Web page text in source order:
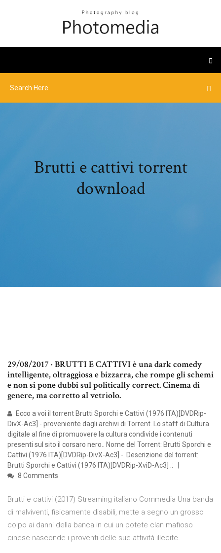
Brutti e cattivi torrent
download
29/08/2017 · BRUTTI E CATTIVI è una dark comedy
intelligente, oltraggiosa e bizzarra, che rompe gli schemi
e non si pone dubbi sul politically correct. Cinema di
genere, ma corretto al vetriolo.
Ecco a voi il torrent Brutti Sporchi e Cattivi (1976 ITA)[DVDRip-
DivX-Ac3] - proveniente dagli archivi di Torrent. Lo staff di Cultura
digitale al fine di promuovere la cultura condivide i contenuti
presenti sul sito il corsaro nero.. Nome del Torrent: Brutti Sporchi e
Cattivi (1976 ITA)[DVDRip-DivX-Ac3] -. Descrizione del torrent:
Brutti Sporchi e Cattivi (1976 ITA)[DVDRip-XviD-Ac3] .:
8 Comments
Brutti e cattivi (2017) Streaming italiano Commedia Una banda
di malviventi, fisicamente disabili, mette a segno un grosso
colpo ai danni della banca in cui un potete clan mafioso
cinese nasconde i proventi delle sue attività illecite.